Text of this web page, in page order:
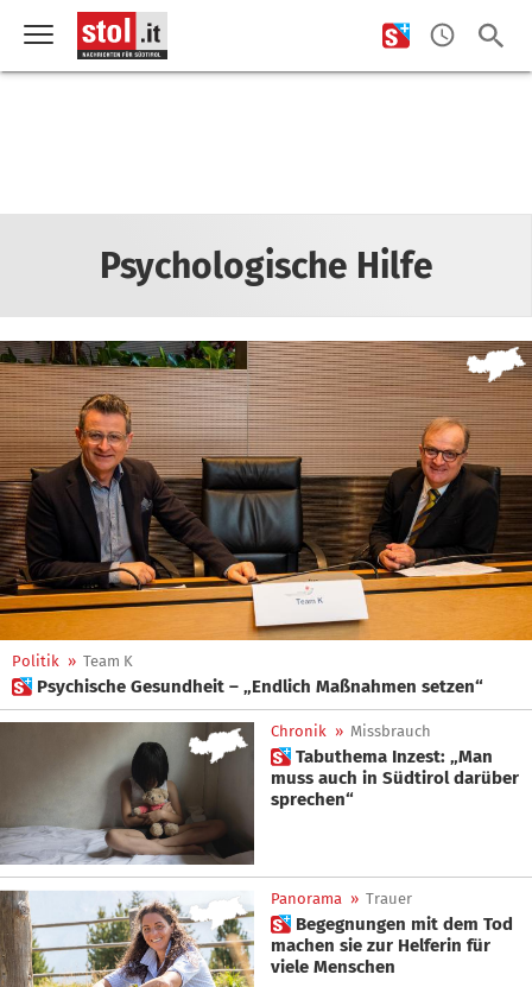
Psychologische Hilfe
Politik » Team K
 Psychische Gesundheit – „Endlich Maßnahmen setzen“
Chronik » Missbrauch
 Tabuthema Inzest: „Man
muss auch in Südtirol darüber
sprechen“
Panorama » Trauer
 Begegnungen mit dem Tod
machen sie zur Helferin für
viele Menschen